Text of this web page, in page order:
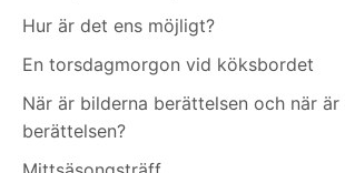
Hur är det ens möjligt?
En torsdagmorgon vid köksbordet
När är bilderna berättelsen och när
berättelsen?